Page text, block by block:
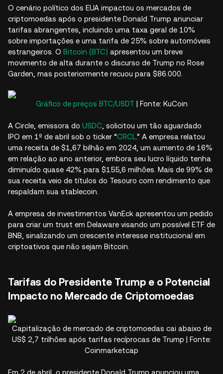
O cenário político dos EUA impactou os mercados de
criptomoedas após o presidente Donald Trump anunciar
tarifas abrangentes, incluindo uma taxa geral de 10%
sobre importações e uma tarifa de 25% sobre automóveis
estrangeiros. O Bitcoin (BTC) apresentou um breve
movimento de alta durante o discurso de Trump no Rose
Garden, mas posteriormente recuou para $86.000.​
Gráfico de preços BTC/USDT | Fonte: KuCoin
A Circle, emissora do USDC , solicitou um tão aguardado
IPO em 1º de abril sob o ticker “CRCL.” A empresa relatou
uma receita de $1,67 bilhão em 2024, um aumento de 16%
em relação ao ano anterior, embora seu lucro líquido tenha
diminuído quase 42% para $155,6 milhões. Mais de 99% de
sua receita veio de títulos do Tesouro com rendimento que
respaldam sua stablecoin.​
A empresa de investimentos VanEck apresentou um pedido
para criar um trust em Delaware visando um possível ETF de
BNB, sinalizando um crescente interesse institucional em
criptoativos que não sejam Bitcoin.​
Tarifas do Presidente Trump e o Potencial
Impacto no Mercado de Criptomoedas
Capitalização de mercado de criptomoedas cai abaixo de
US$ 2,7 trilhões após tarifas recíprocas de Trump | Fonte:
Coinmarketcap
Em 2 de abril, o presidente Donald Trump anunciou uma